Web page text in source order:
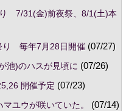
7/31(金)前夜祭、8/1(土)本
り 毎年7月28日開催(07/27)
池)のハスが見頃に (07/26)
開催予定 (07/23)
ユウが咲いていた。
(07/14)